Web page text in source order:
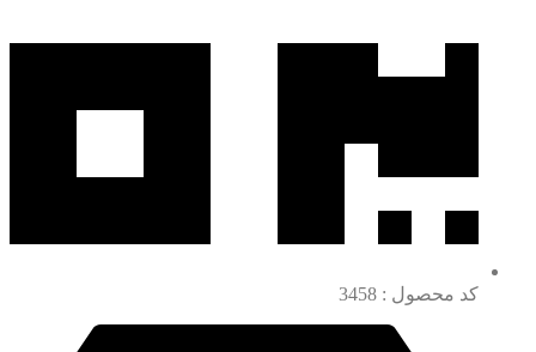
کد محصول : 3458